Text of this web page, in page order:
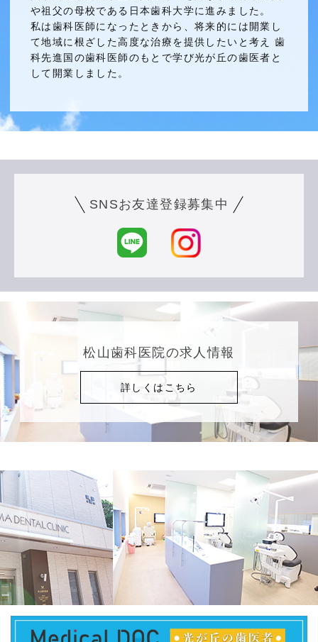
や祖父の母校である日本歯科大学に進みました。
私は歯科医師になったときから、将来的には開業し
て地域に根ざした高度な治療を提供したいと考え 歯
科先進国の歯科医師のもとで学び光が丘の歯医者と
して開業しました。
SNSお友達登録募集中
松山歯科医院の求人情報
詳しくはこちら